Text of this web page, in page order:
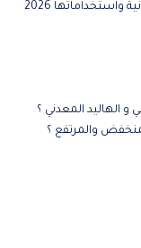
2026
و الهاليد المعدني ؟
والمرتفع ؟